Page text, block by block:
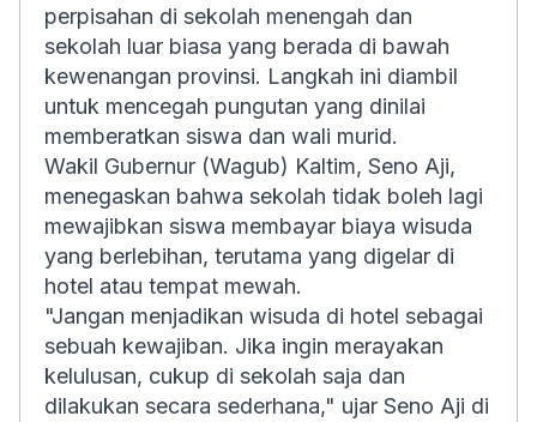
perpisahan di sekolah menengah dan
sekolah luar biasa yang berada di bawah
kewenangan provinsi. Langkah ini diambil
untuk mencegah pungutan yang dinilai
memberatkan siswa dan wali murid.
Wakil Gubernur (Wagub) Kaltim, Seno Aji,
menegaskan bahwa sekolah tidak boleh lagi
mewajibkan siswa membayar biaya wisuda
yang berlebihan, terutama yang digelar di
hotel atau tempat mewah.
"Jangan menjadikan wisuda di hotel sebagai
sebuah kewajiban. Jika ingin merayakan
kelulusan, cukup di sekolah saja dan
dilakukan secara sederhana," ujar Seno Aji di